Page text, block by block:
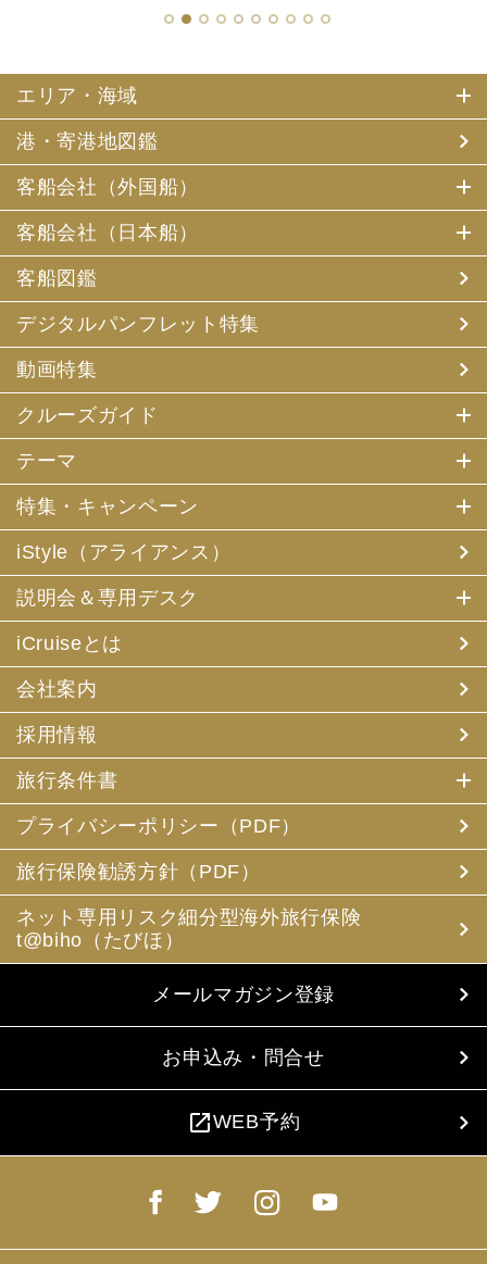
1 2 3 4 5 6 7 8 9 10
エリア・海域
港・寄港地図鑑
客船会社（外国船）
客船会社（日本船）
客船図鑑
デジタルパンフレット特集
動画特集
クルーズガイド
テーマ
特集・キャンペーン
iStyle（アライアンス）
説明会＆専用デスク
iCruiseとは
会社案内
採用情報
旅行条件書
プライバシーポリシー（PDF）
旅行保険勧誘方針（PDF）
ネット専用リスク細分型海外旅行保険
t@biho（たびほ）
メールマガジン登録
お申込み・問合せ
open_in_newWEB予約